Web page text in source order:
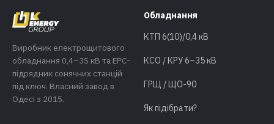
Виробник електрощитового
обладнання 0,4–35 кВ та EPC-
підрядник сонячних станцій
під ключ. Власний завод в
Одесі з 2015.
Обладнання
КТП 6(10)/0,4 кВ
КСО / КРУ 6–35 кВ
ГРЩ / ЩО-90
Як підібрати?